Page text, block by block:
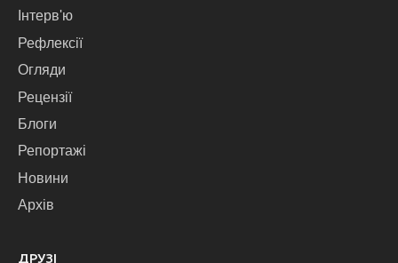
Інтерв'ю
Рефлексії
Огляди
Рецензії
Блоги
Репортажі
Новини
Архів
ДРУЗІ